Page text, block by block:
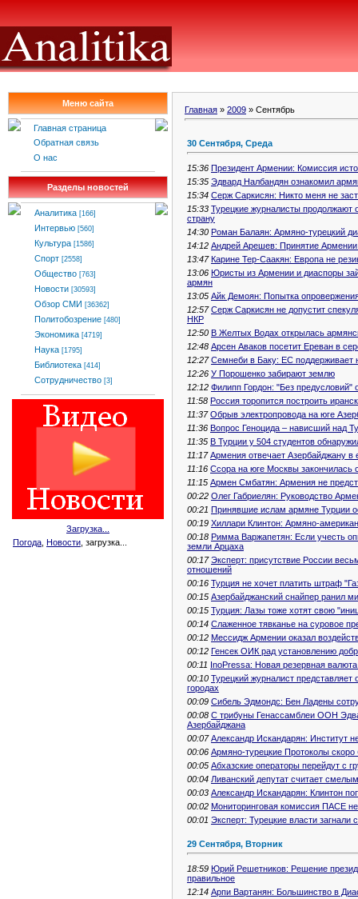
Меню сайта
Главная страница
Обратная связь
О нас
Разделы новостей
Аналитика [166]
Интервью [560]
Культура [1586]
Спорт [2558]
Общество [763]
Новости [30593]
Обзор СМИ [36362]
Политобозрение [480]
Экономика [4719]
Наука [1795]
Библиотека [414]
Сотрудничество [3]
Загрузка...
Погода Новости , загрузка...
Главная » 2009 » Сентябрь
30 Сентября, Среда
15:36 Президент Армении: Комиссия
15:35 Эдвард Налбандян ознакомил
15:34 Серж Саркисян: Никто меня не
15:33 Турецкие журналисты
страну
14:30 Роман Балаян: Армяно-турецкий
14:12 Андрей Арешев: Принятие
13:47 Карине Тер-Саакян: Европа не
13:06 Юристы из Армении и диаспоры
армян
13:05 Айк Демоян: Попытка
12:57 Серж Саркисян не допустит
НКР
12:50 В Желтых Водах открылась
12:48 Арсен Аваков посетит Ереван в
12:27 Семнеби в Баку: ЕС поддерживает
12:26 У Порошенко забирают землю
12:12 Филипп Гордон: "Без предусловий"
11:58 Россия торопится построить
11:37 Обрыв электропровода на юге
11:36 Вопрос Геноцида – нависший над
11:35 В Турции у 504 студентов
11:17 Армения отвечает Азербайджану в
11:16 Ссора на юге Москвы закончилась
11:15 Армен Смбатян: Армения не
00:22 Олег Габриелян: Руководство
00:21 Принявшие ислам армяне Турции
00:19 Хиллари Клинтон: Армяно-
00:18 Римма Варжапетян: Если учесть
земли Арцаха
00:17 Эксперт: присутствие России
отношений
00:16 Турция не хочет платить штраф
00:15 Азербайджанский снайпер ранил
00:15 Турция: Лазы тоже хотят свою
00:14 Слаженное тявканье на суровое
00:12 Мессидж Армении оказал
00:12 Генсек ОИК рад установлению
00:11 InoPressa: Новая резервная
00:10 Турецкий журналист
городах
00:09 Сибель Эдмондс: Бен Ладены
00:08 С трибуны Генассамблеи ООН
Азербайджана
00:07 Александр Искандарян: Институт
00:06 Армяно-турецкие Протоколы
00:05 Абхазские операторы перейдут с
00:04 Ливанский депутат считает
00:03 Александр Искандарян: Клинтон
00:02 Мониторинговая комиссия ПАСЕ не
00:01 Эксперт: Турецкие власти загнали
29 Сентября, Вторник
18:59 Юрий Решетников: Решение
правильное
12:14 Арпи Вартанян: Большинство в